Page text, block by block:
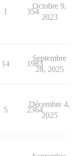
1 354
Octobre 9,
2023
14 1983
Septembre
28, 2025
5 2364
Décembre 4,
2025